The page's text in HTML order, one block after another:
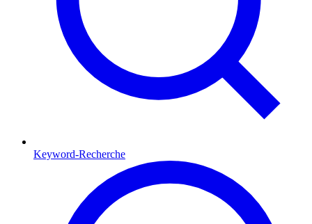
Keyword-Recherche